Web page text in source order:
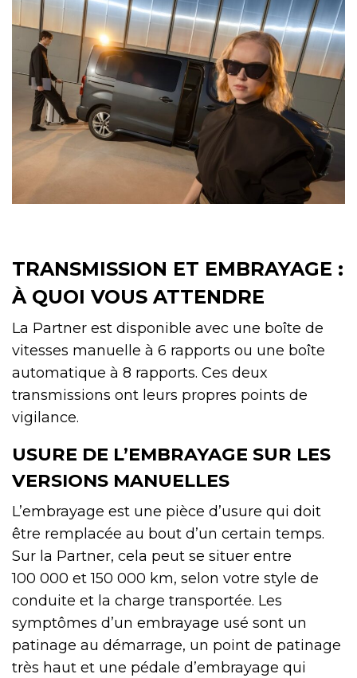
TRANSMISSION ET EMBRAYAGE :
À QUOI VOUS ATTENDRE
La Partner est disponible avec une boîte de
vitesses manuelle à 6 rapports ou une boîte
automatique à 8 rapports. Ces deux
transmissions ont leurs propres points de
vigilance.
USURE DE L’EMBRAYAGE SUR LES
VERSIONS MANUELLES
L’embrayage est une pièce d’usure qui doit
être remplacée au bout d’un certain temps.
Sur la Partner, cela peut se situer entre
100 000 et 150 000 km, selon votre style de
conduite et la charge transportée. Les
symptômes d’un embrayage usé sont un
patinage au démarrage, un point de patinage
très haut et une pédale d’embrayage qui